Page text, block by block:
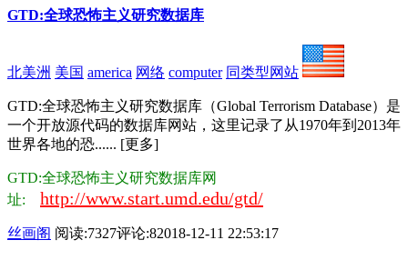
GTD:全球恐怖主义研究数据库
北美洲 美国 america 网络 computer 同类型网站
GTD:全球恐怖主义研究数据库（Global Terrorism Database）是
一个开放源代码的数据库网站，这里记录了从1970年到2013年
世界各地的恐...... [更多]
GTD:全球恐怖主义研究数据库网
址: http://www.start.umd.edu/gtd/
丝画阁 阅读:7327评论:82018-12-11 22:53:17